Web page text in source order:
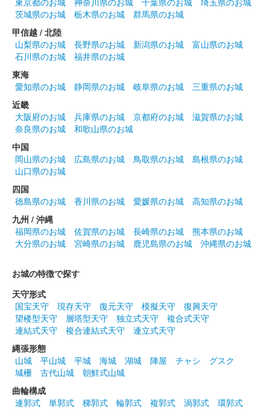
茨城県のお城
栃木県のお城
群馬県のお城
甲信越 / 北陸
山梨県のお城
長野県のお城 新潟県のお城
富山県のお城
石川県のお城
福井県のお城
東海
愛知県のお城
静岡県のお城 岐阜県のお城
三重県のお城
近畿
大阪府のお城
兵庫県のお城 京都府のお城
滋賀県のお城
奈良県のお城
和歌山県のお城
中国
岡山県のお城
広島県のお城 鳥取県のお城
島根県のお城
山口県のお城
四国
徳島県のお城
香川県のお城 愛媛県のお城
高知県のお城
九州 / 沖縄
福岡県のお城
佐賀県のお城 長崎県のお城
熊本県のお城
大分県のお城
宮崎県のお城 鹿児島県のお城 沖縄県のお城
お城の特徴で探す
天守形式
国宝天守
現存天守 復元天守 模擬天守
復興天守
望楼型天守
層塔型天守 独立式天守
複合式天守
連結式天守
複合連結式天守
連立式天守
縄張形態
山城
平山城 平城 海城 湖城 陣屋 チャシ
グスク
城柵
古代山城
朝鮮式山城
曲輪構成
連郭式
単郭式 梯郭式 輪郭式 複郭式 渦郭式
環郭式